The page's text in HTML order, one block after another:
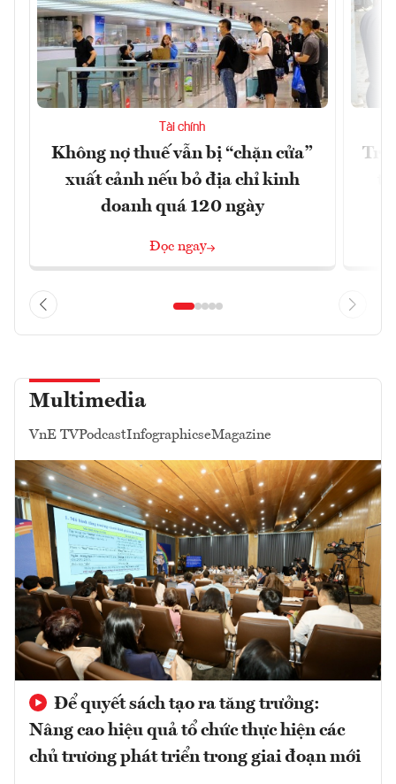
Tài chính
Không nợ thuế vẫn bị “chặn cửa”
xuất cảnh nếu bỏ địa chỉ kinh
doanh quá 120 ngày
Đọc ngay
Multimedia
VnE TVPodcastInfographicseMagazine
Để quyết sách tạo ra tăng trưởng:
Nâng cao hiệu quả tổ chức thực hiện các
chủ trương phát triển trong giai đoạn mới